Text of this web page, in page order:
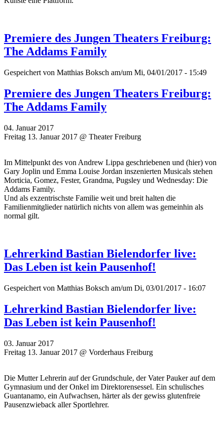
Premiere des Jungen Theaters Freiburg:
The Addams Family
Gespeichert von Matthias Boksch am/um Mi, 04/01/2017 - 15:49
Premiere des Jungen Theaters Freiburg:
The Addams Family
04. Januar 2017
Freitag 13. Januar 2017 @ Theater Freiburg
Im Mittelpunkt des von Andrew Lippa geschriebenen und (hier) von
Gary Joplin und Emma Louise Jordan inszenierten Musicals stehen
Morticia, Gomez, Fester, Grandma, Pugsley und Wednesday: Die
Addams Family.
Und als exzentrischste Familie weit und breit halten die
Familienmitglieder natürlich nichts von allem was gemeinhin als
normal gilt.
Lehrerkind Bastian Bielendorfer live:
Das Leben ist kein Pausenhof!
Gespeichert von Matthias Boksch am/um Di, 03/01/2017 - 16:07
Lehrerkind Bastian Bielendorfer live:
Das Leben ist kein Pausenhof!
03. Januar 2017
Freitag 13. Januar 2017 @ Vorderhaus Freiburg
Die Mutter Lehrerin auf der Grundschule, der Vater Pauker auf dem
Gymnasium und der Onkel im Direktorensessel. Ein schulisches
Guantanamo, ein Aufwachsen, härter als der gewiss glutenfreie
Pausenzwieback aller Sportlehrer.